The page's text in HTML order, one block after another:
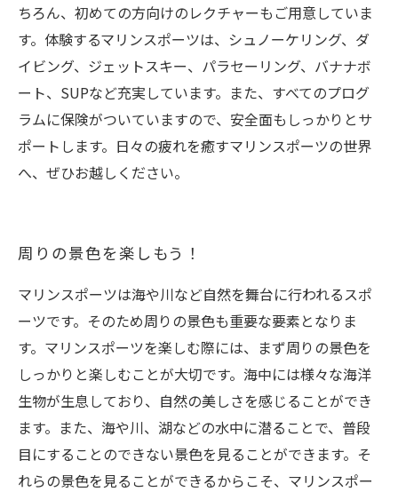
ちろん、初めての方向けのレクチャーもご用意していま
す。体験するマリンスポーツは、シュノーケリング、ダ
イビング、ジェットスキー、パラセーリング、バナナボ
ート、SUPなど充実しています。また、すべてのプログ
ラムに保険がついていますので、安全面もしっかりとサ
ポートします。日々の疲れを癒すマリンスポーツの世界
へ、ぜひお越しください。
周りの景色を楽しもう！
マリンスポーツは海や川など自然を舞台に行われるスポ
ーツです。そのため周りの景色も重要な要素となりま
す。マリンスポーツを楽しむ際には、まず周りの景色を
しっかりと楽しむことが大切です。海中には様々な海洋
生物が生息しており、自然の美しさを感じることができ
ます。また、海や川、湖などの水中に潜ることで、普段
目にすることのできない景色を見ることができます。そ
れらの景色を見ることができるからこそ、マリンスポー